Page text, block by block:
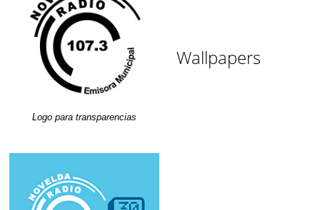
Logo para transparencias
Wallpapers